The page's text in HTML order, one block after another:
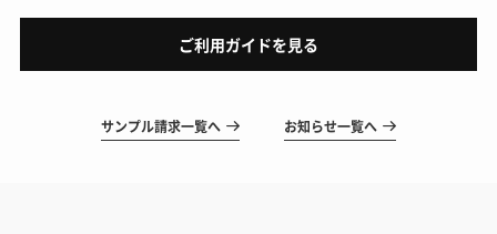
ご利用ガイドを見る
サンプル請求一覧へ お知らせ一覧へ